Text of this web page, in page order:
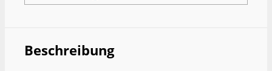
Beschreibung